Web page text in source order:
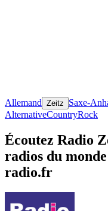
Allemand Zeitz Saxe-
AlternativeCountryRock
Écoutez Radio
radios du
radio.fr